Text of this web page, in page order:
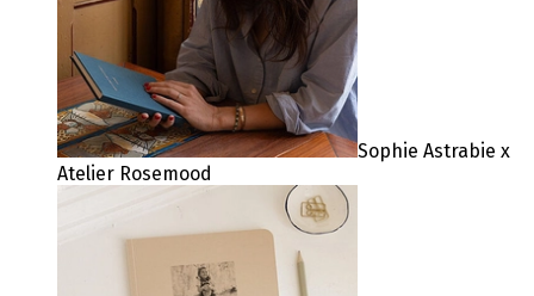
Sophie Astrabie x
Atelier Rosemood